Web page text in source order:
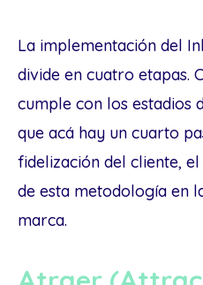
La implementación del
divide en cuatro etapas.
cumple con los estadios
que acá hay un cuarto
fidelización del cliente,
de esta metodología en
marca.